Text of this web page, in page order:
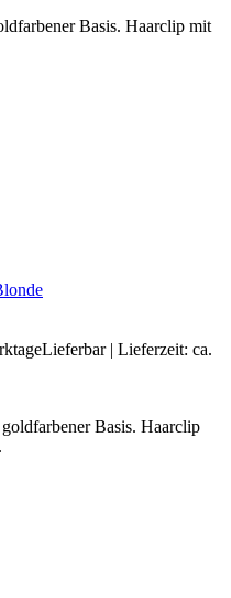
Basis. Haarclip mit
Lieferbar | Lieferzeit: ca.
Basis. Haarclip